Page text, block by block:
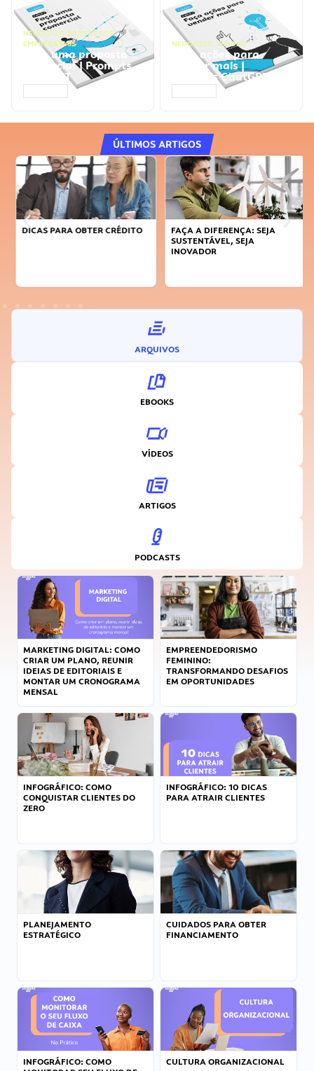
NEGÓCIOS, PROCESSOS
EMPRESARIAIS
Faça uma proposta
comercial | Prompts
ChatGPT
NEGÓCIOS, VENDAS
Faça ações para
vender mais |
Prompts ChatGPT
ÚLTIMOS ARTIGOS
DICAS PARA OBTER CRÉDITO
FAÇA A DIFERENÇA: SEJA
SUSTENTÁVEL, SEJA
INOVADOR
ARQUIVOS
EBOOKS
VÍDEOS
ARTIGOS
PODCASTS
MARKETING DIGITAL: COMO
CRIAR UM PLANO, REUNIR
IDEIAS DE EDITORIAIS E
MONTAR UM CRONOGRAMA
MENSAL
EMPREENDEDORISMO
FEMININO:
TRANSFORMANDO DESAFIOS
EM OPORTUNIDADES
INFOGRÁFICO: COMO
CONQUISTAR CLIENTES DO
ZERO
INFOGRÁFICO: 10 DICAS
PARA ATRAIR CLIENTES
PLANEJAMENTO
ESTRATÉGICO
CUIDADOS PARA OBTER
FINANCIAMENTO
INFOGRÁFICO: COMO
CULTURA ORGANIZACIONAL